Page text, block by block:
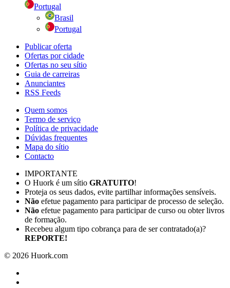
Portugal
Brasil
Portugal
Publicar oferta
Ofertas por cidade
Ofertas no seu sítio
Guia de carreiras
Anunciantes
RSS Feeds
Quem somos
Termo de serviço
Política de privacidade
Dúvidas frequentes
Mapa do sítio
Contacto
IMPORTANTE
O Huork é um sítio GRATUITO!
Proteja os seus dados, evite partilhar informações sensíveis.
Não efetue pagamento para participar de processo de seleção.
Não efetue pagamento para participar de curso ou obter livros
de formação.
Recebeu algum tipo cobrança para de ser contratado(a)?
REPORTE!
© 2026 Huork.com